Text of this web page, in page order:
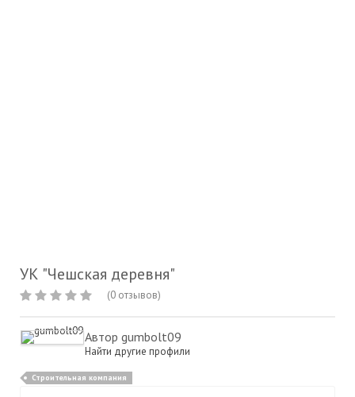
УК "Чешская деревня"
(0 отзывов)
Автор gumbolt09
Найти другие профили
Строительная компания